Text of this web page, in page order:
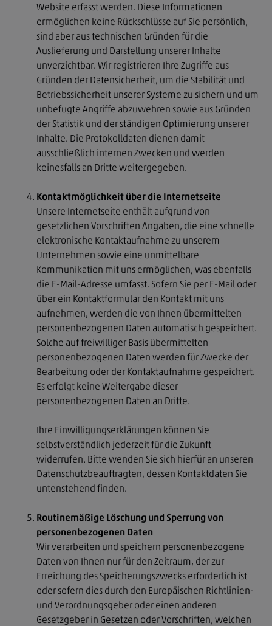
StBdirekt
Kontakt
Impressum
Datenschutz
Website erfasst werden. Diese Informationen
ermöglichen keine Rückschlüsse auf Sie persönlich,
sind aber aus technischen Gründen für die
Auslieferung und Darstellung unserer Inhalte
unverzichtbar. Wir registrieren Ihre Zugriffe aus
Gründen der Datensicherheit, um die Stabilität und
Betriebssicherheit unserer Systeme zu sichern und um
unbefugte Angriffe abzuwehren sowie aus Gründen
der Statistik und der ständigen Optimierung unserer
Inhalte. Die Protokolldaten dienen damit
ausschließlich internen Zwecken und werden
keinesfalls an Dritte weitergegeben.
Kontaktmöglichkeit über die Internetseite
Unsere Internetseite enthält aufgrund von
gesetzlichen Vorschriften Angaben, die eine schnelle
elektronische Kontaktaufnahme zu unserem
Unternehmen sowie eine unmittelbare
Kommunikation mit uns ermöglichen, was ebenfalls
die E-Mail-Adresse umfasst. Sofern Sie per E-Mail oder
über ein Kontaktformular den Kontakt mit uns
aufnehmen, werden die von Ihnen übermittelten
personenbezogenen Daten automatisch gespeichert.
Solche auf freiwilliger Basis übermittelten
personenbezogenen Daten werden für Zwecke der
Bearbeitung oder der Kontaktaufnahme gespeichert.
Es erfolgt keine Weitergabe dieser
personenbezogenen Daten an Dritte.
Ihre Einwilligungserklärungen können Sie
selbstverständlich jederzeit für die Zukunft
widerrufen. Bitte wenden Sie sich hierfür an unseren
Datenschutzbeauftragten, dessen Kontaktdaten Sie
untenstehend finden.
Routinemäßige Löschung und Sperrung von
personenbezogenen Daten
Wir verarbeiten und speichern personenbezogene
Daten von Ihnen nur für den Zeitraum, der zur
Erreichung des Speicherungszwecks erforderlich ist
oder sofern dies durch den Europäischen Richtlinien-
und Verordnungsgeber oder einen anderen
Gesetzgeber in Gesetzen oder Vorschriften, welchen